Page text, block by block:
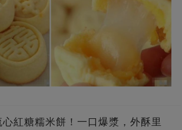
紅糖糯米餅！一口爆漿，外酥里